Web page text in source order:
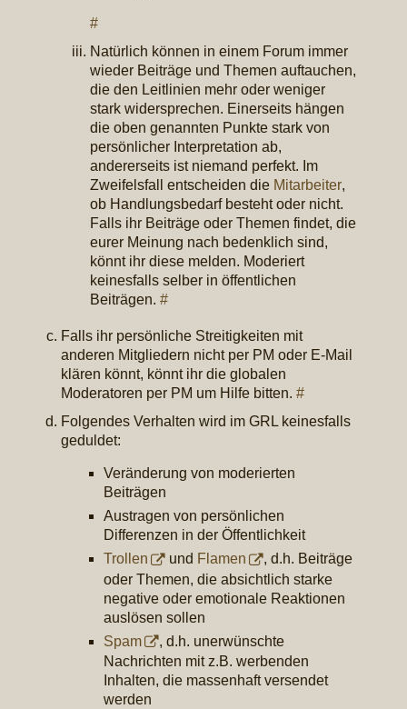
#
Natürlich können in einem Forum immer
wieder Beiträge und Themen auftauchen,
die den Leitlinien mehr oder weniger
stark widersprechen. Einerseits hängen
die oben genannten Punkte stark von
persönlicher Interpretation ab,
andererseits ist niemand perfekt. Im
Zweifelsfall entscheiden die Mitarbeiter,
ob Handlungsbedarf besteht oder nicht.
Falls ihr Beiträge oder Themen findet, die
eurer Meinung nach bedenklich sind,
könnt ihr diese melden. Moderiert
keinesfalls selber in öffentlichen
Beiträgen. #
Falls ihr persönliche Streitigkeiten mit
anderen Mitgliedern nicht per PM oder E-Mail
klären könnt, könnt ihr die globalen
Moderatoren per PM um Hilfe bitten.#
Folgendes Verhalten wird im GRL keinesfalls
geduldet:
Veränderung von moderierten
Beiträgen
Austragen von persönlichen
Differenzen in der Öffentlichkeit
Trollen
und Flamen
, d.h. Beiträge
oder Themen, die absichtlich starke
negative oder emotionale Reaktionen
auslösen sollen
Spam
, d.h. unerwünschte
Nachrichten mit z.B. werbenden
Inhalten, die massenhaft versendet
werden